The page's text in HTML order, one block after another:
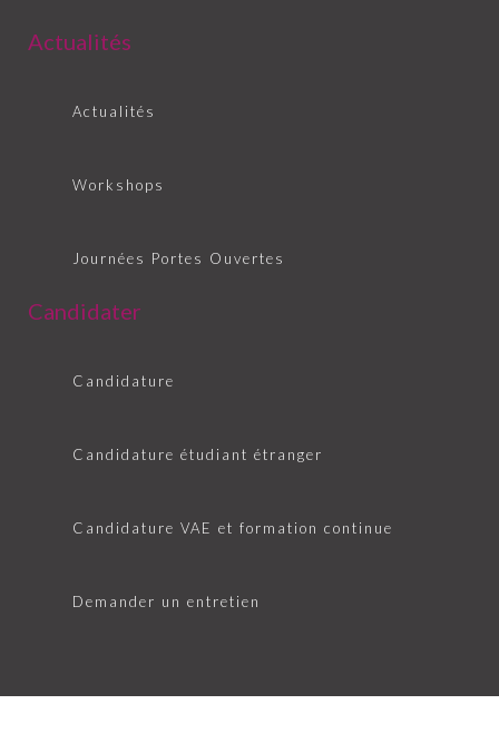
Actualités
Actualités
Workshops
Journées Portes Ouvertes
Candidater
Candidature
Candidature étudiant étranger
Candidature VAE et formation continue
Demander un entretien